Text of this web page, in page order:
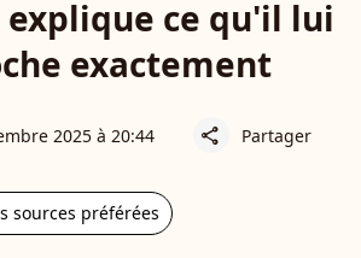
ce qu'il lui
exactement
2025 à 20:44 share Partager
sources préférées